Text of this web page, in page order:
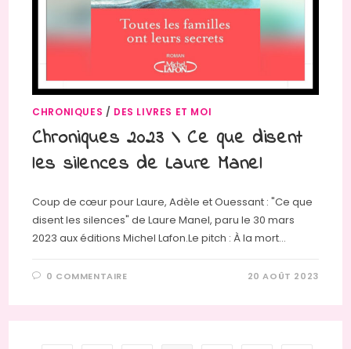
CHRONIQUES / DES LIVRES ET MOI
Chroniques 2023 \ Ce que disent
les silences de Laure Manel
Coup de cœur pour Laure, Adèle et Ouessant : "Ce que
disent les silences" de Laure Manel, paru le 30 mars
2023 aux éditions Michel Lafon.Le pitch : À la mort…
0 COMMENTAIRE 20 AOÛT 2023